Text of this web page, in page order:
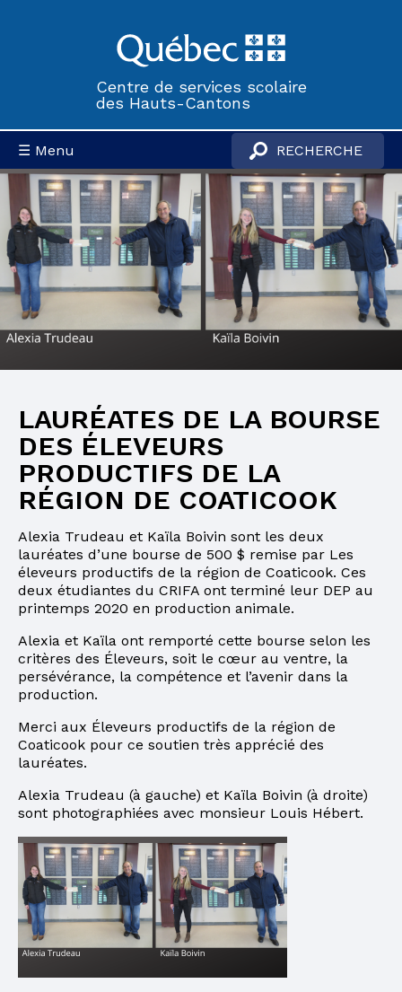
Centre de services scolaire
des Hauts-Cantons
☰ Menu
LAURÉATES DE LA BOURSE
DES ÉLEVEURS
PRODUCTIFS DE LA
RÉGION DE COATICOOK
Alexia Trudeau et Kaïla Boivin sont les deux
lauréates d’une bourse de 500 $ remise par Les
éleveurs productifs de la région de Coaticook. Ces
deux étudiantes du CRIFA ont terminé leur DEP au
printemps 2020 en production animale.
Alexia et Kaïla ont remporté cette bourse selon les
critères des Éleveurs, soit le cœur au ventre, la
persévérance, la compétence et l’avenir dans la
production.
Merci aux Éleveurs productifs de la région de
Coaticook pour ce soutien très apprécié des
lauréates.
Alexia Trudeau (à gauche) et Kaïla Boivin (à droite)
sont photographiées avec monsieur Louis Hébert.